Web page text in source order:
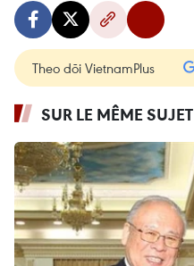
Theo dõi VietnamPlus
SUR LE MÊME SUJET